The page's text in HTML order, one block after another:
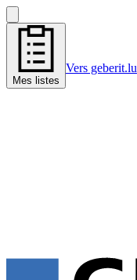
Mes listes
Vers geberit.lu